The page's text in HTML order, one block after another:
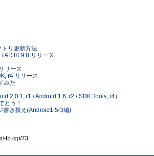
リ更新方法
ADT0.9.8 リリース
リース
r4 リリース
みた
2.0.1, r1 / Android 1.6, r2 / SDK Tools, r4）
とう！
書き換え(Android1.5r3編)
tb.cgi/73